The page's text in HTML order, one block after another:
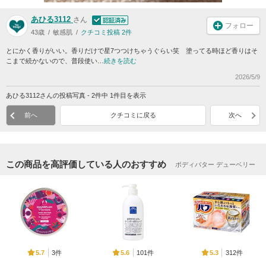
あひる3112 さん
43歳 敏感肌 クチコミ投稿 2件
フォロー
とにかく香りがいい。香りだけで星7つつけちゃうぐらい笑 塗ってる時ほど香りはそ
こまで続かないので、普段使い… 続きを読む
2026/5/9
あひる3112さんの投稿写真 - 2件中 1件目を表示
前へ クチコミに戻る 次へ
この商品を高評価している人のおすすめ ボディバター デューベリー
5.7
3件
5.6
101件
5.3
312件